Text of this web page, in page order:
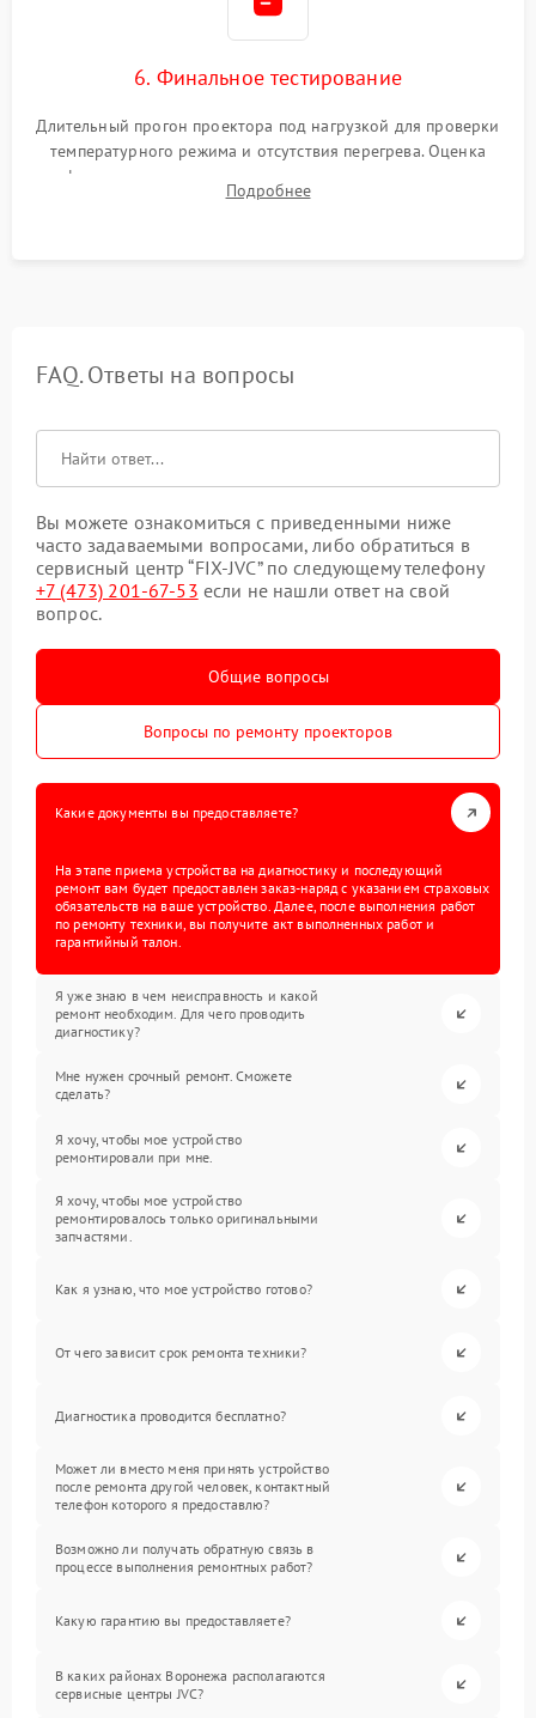
6. Финальное тестирование
Длительный прогон проектора под нагрузкой для проверки
температурного режима и отсутствия перегрева. Оценка
фокуса, контрастности и цветопередачи на тестовых
таблицах. Проверка работы всех видеовходов и кнопок
Подробнее
FAQ. Ответы на вопросы
Вы можете ознакомиться с приведенными ниже
часто задаваемыми вопросами, либо обратиться в
сервисный центр “FIX-JVC” по следующему телефону
+7 (473) 201-67-53 если не нашли ответ на свой
вопрос.
Общие вопросы
Вопросы по ремонту проекторов
Какие документы вы предоставляете?
На этапе приема устройства на диагностику и последующий
ремонт вам будет предоставлен заказ-наряд с указанием страховых
обязательств на ваше устройство. Далее, после выполнения работ
по ремонту техники, вы получите акт выполненных работ и
гарантийный талон.
Я уже знаю в чем неисправность и какой
ремонт необходим. Для чего проводить
диагностику?
Мне нужен срочный ремонт. Сможете
сделать?
Я хочу, чтобы мое устройство
ремонтировали при мне.
Я хочу, чтобы мое устройство
ремонтировалось только оригинальными
запчастями.
Как я узнаю, что мое устройство готово?
От чего зависит срок ремонта техники?
Диагностика проводится бесплатно?
Может ли вместо меня принять устройство
после ремонта другой человек, контактный
телефон которого я предоставлю?
Возможно ли получать обратную связь в
процессе выполнения ремонтных работ?
Какую гарантию вы предоставляете?
В каких районах Воронежа располагаются
сервисные центры JVC?